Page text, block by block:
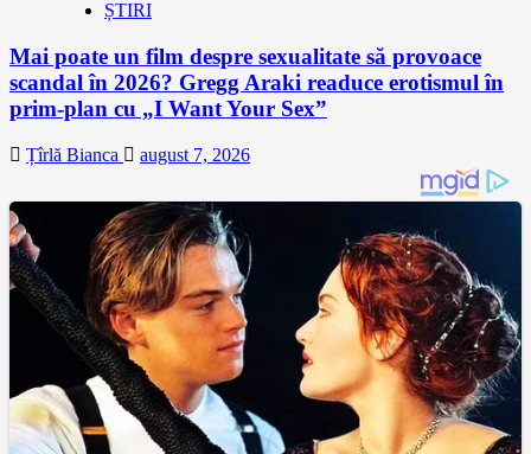
ȘTIRI
Mai poate un film despre sexualitate să provoace
scandal în 2026? Gregg Araki readuce erotismul în
prim-plan cu „I Want Your Sex”
Țîrlă Bianca august 7, 2026